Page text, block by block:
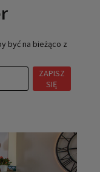
być na bieżąco z
ZAPISZ
SIĘ